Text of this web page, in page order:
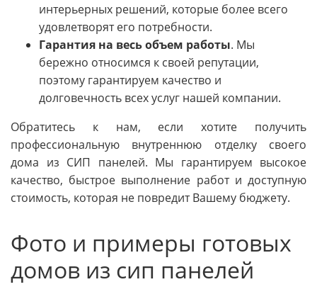
интерьерных решений, которые более всего
удовлетворят его потребности.
Гарантия на весь объем работы. Мы
бережно относимся к своей репутации,
поэтому гарантируем качество и
долговечность всех услуг нашей компании.
Обратитесь к нам, если хотите получить
профессиональную внутреннюю отделку своего
дома из СИП панелей. Мы гарантируем высокое
качество, быстрое выполнение работ и доступную
стоимость, которая не повредит Вашему бюджету.
Фото и примеры готовых
домов из сип панелей